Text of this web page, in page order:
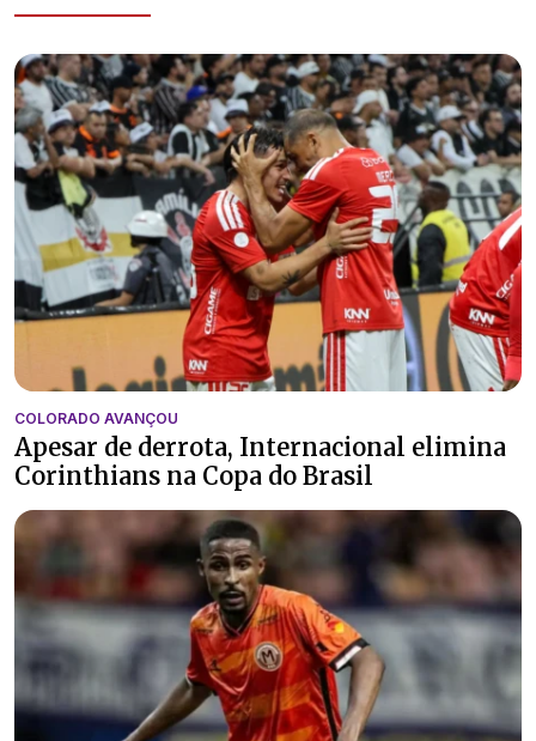
COLORADO AVANÇOU
Apesar de derrota, Internacional elimina
Corinthians na Copa do Brasil